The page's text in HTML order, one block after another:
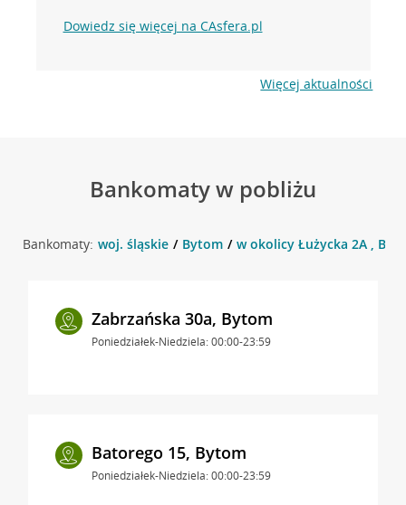
Dowiedz się więcej na CAsfera.pl
Więcej aktualności
Bankomaty w pobliżu
Bankomaty: woj. śląskie Bytom w okolicy Łużycka 2A ,
Zabrzańska 30a, Bytom
Poniedziałek-Niedziela: 00:00-23:59
Batorego 15, Bytom
Poniedziałek-Niedziela: 00:00-23:59